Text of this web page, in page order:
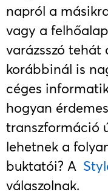
napról a
vagy a
varázsszó tehát
korábbinál is
céges
hogyan
transzformáció
lehetnek a
buktatói? A
válaszolnak.